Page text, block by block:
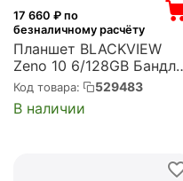
17 660 ₽ по
безналичному расчёту
Планшет BLACKVIEW
Zeno 10 6/128GB Бандл
Черный
(6931548326243)
Код товара: 529483
В наличии